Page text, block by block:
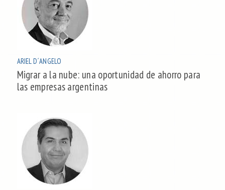
ARIEL D´ANGELO
Migrar a la nube: una oportunidad de ahorro para
las empresas argentinas